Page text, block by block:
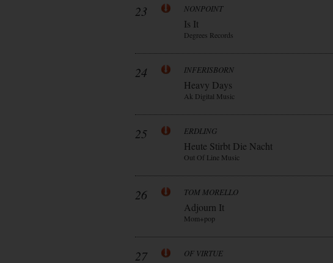
23 NONPOINT
Is It
Degrees Records
24 INFERISBORN
Heavy Days
Ak Digital Music
25 ERDLING
Heute Stirbt Die Nacht
Out Of Line Music
26 TOM MORELLO
Adjourn It
Mom+pop
27 OF VIRTUE